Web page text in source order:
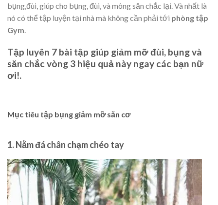
bụng,đùi, giúp cho bụng, đùi, và mông săn chắc lại. Và nhất là
nó có thể tập luyện tại nhà mà không cần phải tới phòng tập
Gym.
Tập luyên 7 bài tập giúp giảm mỡ đùi, bụng và
săn chắc vòng 3 hiệu quả này ngay các bạn nữ
ơi!.
Mục tiêu tập bụng giảm mỡ săn cơ
1. Nằm đá chân chạm chéo tay